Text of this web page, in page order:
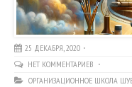
25 ДЕКАБРЯ, 2020
НЕТ КОММЕНТАРИЕВ
ОРГАНИЗАЦИОННОЕ ШКОЛА